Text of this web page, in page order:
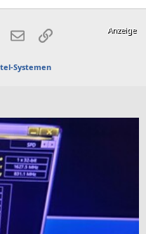
E-MailLink
Systemen